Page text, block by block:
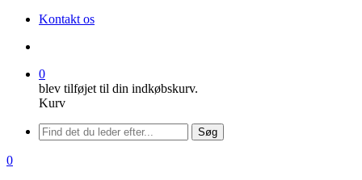
Kontakt os
0
blev tilføjet til din indkøbskurv.
Kurv
Menu
Søg
søge
0